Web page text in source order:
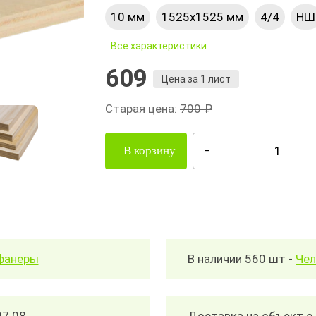
10 мм 1525х1525 мм 4/4 НШ
Все характеристики
609 Цена за 1 лист
Старая цена: 700 ₽
В корзину
количество и стоимость фанеры В наличии 560 шт -